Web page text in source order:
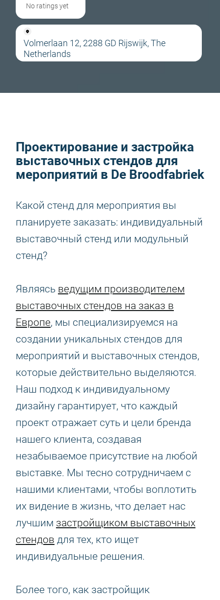
No ratings yet
Volmerlaan 12, 2288 GD Rijswijk, The
Netherlands
Проектирование и застройка
выставочных стендов для
мероприятий в De Broodfabriek
Какой стенд для мероприятия вы
планируете заказать: индивидуальный
выставочный стенд или модульный
стенд?
Являясь ведущим производителем
выставочных стендов на заказ в
Европе, мы специализируемся на
создании уникальных стендов для
мероприятий и выставочных стендов,
которые действительно выделяются.
Наш подход к индивидуальному
дизайну гарантирует, что каждый
проект отражает суть и цели бренда
нашего клиента, создавая
незабываемое присутствие на любой
выставке. Мы тесно сотрудничаем с
нашими клиентами, чтобы воплотить
их видение в жизнь, что делает нас
лучшим застройщиком выставочных
стендов для тех, кто ищет
индивидуальные решения.
Более того, как застройщик